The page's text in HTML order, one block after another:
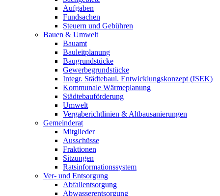
Aufgaben
Fundsachen
Steuern und Gebühren
Bauen & Umwelt
Bauamt
Bauleitplanung
Baugrundstücke
Gewerbegrundstücke
Integr. Städtebaul. Entwicklungskonzept (ISEK)
Kommunale Wärmeplanung
Städtebauförderung
Umwelt
Vergaberichtlinien & Altbausanierungen
Gemeinderat
Mitglieder
Ausschüsse
Fraktionen
Sitzungen
Ratsinformationssystem
Ver- und Entsorgung
Abfallentsorgung
Abwasserentsorgung